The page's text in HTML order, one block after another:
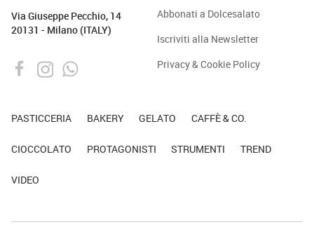
Via Giuseppe Pecchio, 14
20131 - Milano (ITALY)
Abbonati a Dolcesalato
Iscriviti alla Newsletter
Privacy & Cookie Policy
PASTICCERIA BAKERY GELATO CAFFÈ & CO.
CIOCCOLATO PROTAGONISTI STRUMENTI TREND
VIDEO